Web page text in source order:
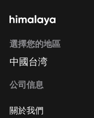
選擇您的地區
中國台湾
公司信息
關於我們